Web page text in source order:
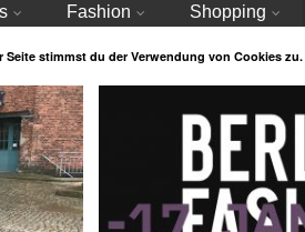
Fashion Shopping
Seite stimmst du der Verwendung von Cookies zu.